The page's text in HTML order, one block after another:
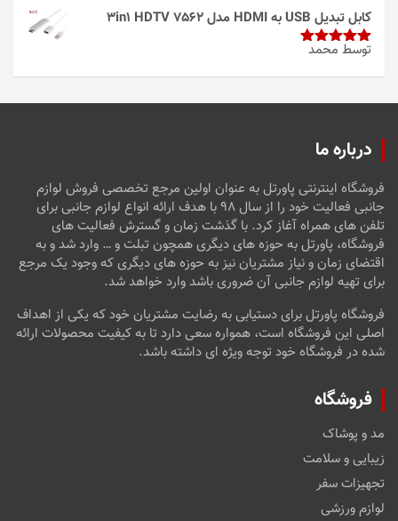
از 5
کابل تبدیل USB به HDMI مدل 3in1 HDTV 7562
امتیاز5از
توسط محمد
درباره ما
فروشگاه اینترنتی پاورتل به عنوان اولین مرجع تخصصی فروش لوازم
جانبی فعالیت خود را از سال ۹۸ با هدف ارائه انواع لوازم جانبی برای
تلفن های همراه آغاز کرد. با گذشت زمان و گسترش فعالیت های
فروشگاه، پاورتل به حوزه های دیگری همچون تبلت و … وارد شد و به
اقتضای زمان و نیاز مشتریان نیز به حوزه های دیگری که وجود یک مرجع
برای تهیه لوازم جانبی آن ضروری باشد وارد خواهد شد.
فروشگاه پاورتل برای دستیابی به رضایت مشتریان خود که یکی از اهداف
اصلی این فروشگاه است، همواره سعی دارد تا به کیفیت محصولات ارائه
شده در فروشگاه خود توجه ویژه ای داشته باشد.
فروشگاه
مد و پوشاک
زیبایی و سلامت
تجهیزات سفر
لوازم ورزشی